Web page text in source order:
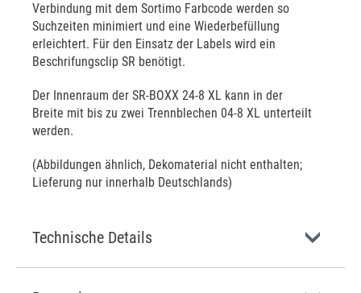
Verbindung mit dem Sortimo Farbcode werden so
Suchzeiten minimiert und eine Wiederbefüllung
erleichtert. Für den Einsatz der Labels wird ein
Beschrifungsclip SR benötigt.
Der Innenraum der SR-BOXX 24-8 XL kann in der
Breite mit bis zu zwei Trennblechen 04-8 XL unterteilt
werden.
(Abbildungen ähnlich, Dekomaterial nicht enthalten;
Lieferung nur innerhalb Deutschlands)
Technische Details